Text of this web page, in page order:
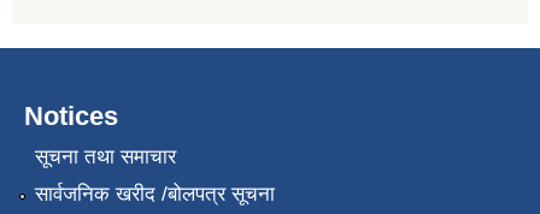
Notices
सूचना तथा समाचार
सार्वजनिक खरीद /बोलपत्र सूचना